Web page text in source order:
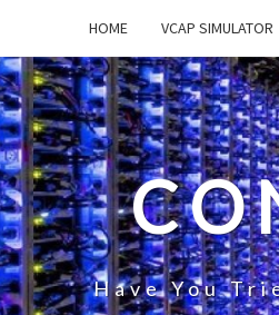
HOME VCAP SIMULATOR
Have You